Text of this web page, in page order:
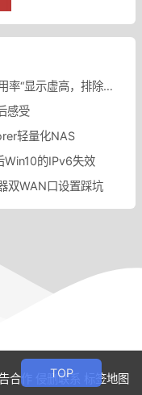
安装luci-app-minidlna后状态页“cpu使用率“显示虚高，排除过程记录。
感受
轻量化NAS
Win10的IPv6失效
双WAN口设置踩坑
合作 侵删联系 标签地图